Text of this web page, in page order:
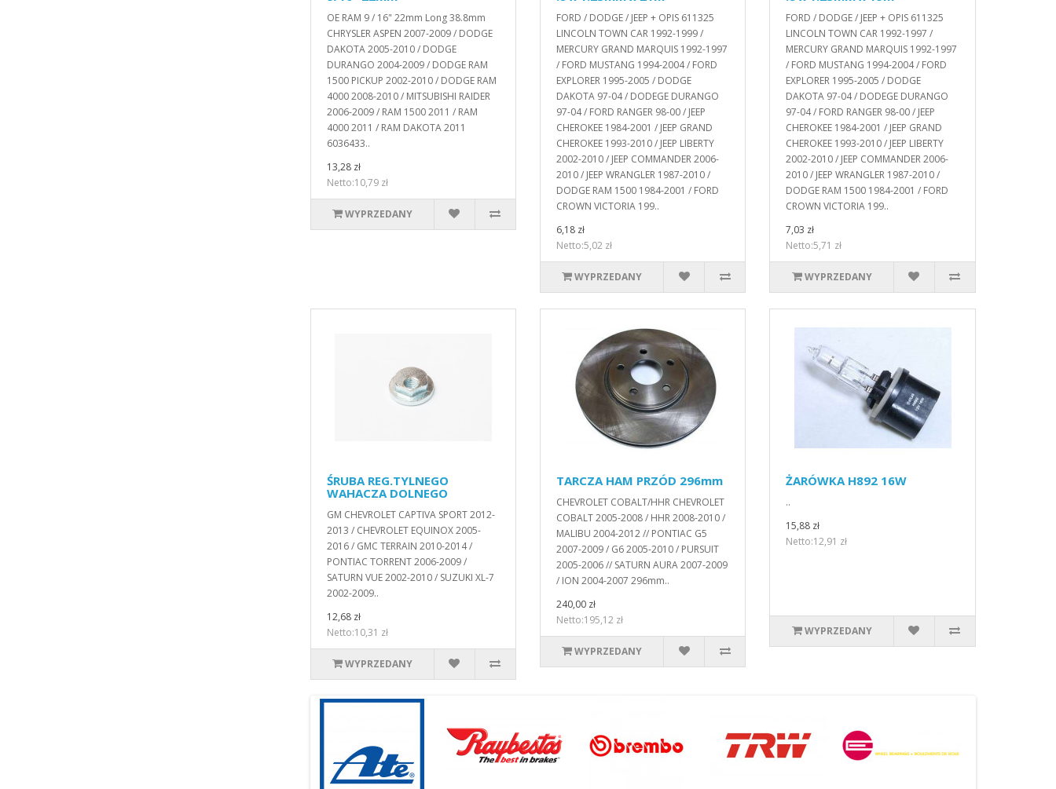
OE RAM 9 / 16" 22mm Long 38.8mm
CHRYSLER ASPEN 2007-2009 / DODGE
DAKOTA 2005-2010 / DODGE
DURANGO 2004-2009 / DODGE RAM
1500 PICKUP 2002-2010 / DODGE RAM
4000 2008-2010 / MITSUBISHI RAIDER
2006-2009 / RAM 1500 2011 / RAM
4000 2011 / RAM DAKOTA 2011
6036433..
13,28 zł
Netto:10,79 zł
WYPRZEDANY
FORD / DODGE / JEEP + OPIS 611325
LINCOLN TOWN CAR 1992-1999 /
MERCURY GRAND MARQUIS 1992-1997
/ FORD MUSTANG 1994-2004 / FORD
EXPLORER 1995-2005 / DODGE
DAKOTA 97-04 / DODEGE DURANGO
97-04 / FORD RANGER 98-00 / JEEP
CHEROKEE 1984-2001 / JEEP GRAND
CHEROKEE 1993-2010 / JEEP LIBERTY
2002-2010 / JEEP COMMANDER 2006-
2010 / JEEP WRANGLER 1987-2010 /
DODGE RAM 1500 1984-2001 / FORD
CROWN VICTORIA 199..
6,18 zł
Netto:5,02 zł
WYPRZEDANY
FORD / DODGE / JEEP + OPIS 611325
LINCOLN TOWN CAR 1992-1997 /
MERCURY GRAND MARQUIS 1992-1997
/ FORD MUSTANG 1994-2004 / FORD
EXPLORER 1995-2005 / DODGE
DAKOTA 97-04 / DODEGE DURANGO
97-04 / FORD RANGER 98-00 / JEEP
CHEROKEE 1984-2001 / JEEP GRAND
CHEROKEE 1993-2010 / JEEP LIBERTY
2002-2010 / JEEP COMMANDER 2006-
2010 / JEEP WRANGLER 1987-2010 /
DODGE RAM 1500 1984-2001 / FORD
CROWN VICTORIA 199..
7,03 zł
Netto:5,71 zł
WYPRZEDANY
ŚRUBA REG.TYLNEGO
WAHACZA DOLNEGO
GM CHEVROLET CAPTIVA SPORT 2012-
2013 / CHEVROLET EQUINOX 2005-
2016 / GMC TERRAIN 2010-2014 /
PONTIAC TORRENT 2006-2009 /
SATURN VUE 2002-2010 / SUZUKI XL-7
2002-2009..
12,68 zł
Netto:10,31 zł
WYPRZEDANY
TARCZA HAM PRZÓD 296mm
CHEVROLET COBALT/HHR CHEVROLET
COBALT 2005-2008 / HHR 2008-2010 /
MALIBU 2004-2012 // PONTIAC G5
2007-2009 / G6 2005-2010 / PURSUIT
2005-2006 // SATURN AURA 2007-2009
/ ION 2004-2007 296mm..
240,00 zł
Netto:195,12 zł
WYPRZEDANY
ŻARÓWKA H892 16W
..
15,88 zł
Netto:12,91 zł
WYPRZEDANY